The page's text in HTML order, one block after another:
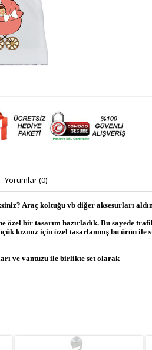
Yorumlar (0)
Araç koltuğu vb diğer aksesurları
özel bir tasarım hazırladık. Bu sayede
kızınız için özel tasarlanmış bu ürün ile
ve vantuzu ile birlikte set olarak